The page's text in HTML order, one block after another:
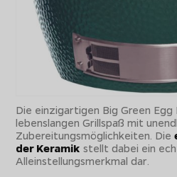
Die einzigartigen Big Green
lebenslangen Grillspaß mit
Zubereitungsmöglichkeiten. Die
der Keramik stellt dabei ein
Alleinstellungsmerkmal dar.